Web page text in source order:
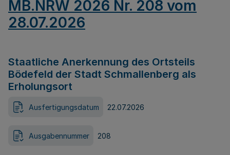
MB.NRW 2026 Nr. 208 vom
28.07.2026
Staatliche Anerkennung des Ortsteils
Bödefeld der Stadt Schmallenberg als
Erholungsort
Ausfertigungsdatum 22.07.2026
Ausgabennummer 208